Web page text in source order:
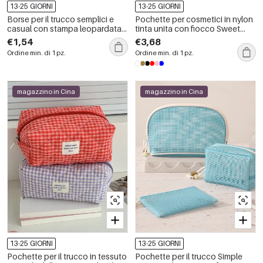
13-25 GIORNI
Borse per il trucco semplici e
casual con stampa leopardata
patchwork in tessuto a colori
misti
€1,54
Ordine min. di 1 pz.
13-25 GIORNI
Pochette per cosmetici in nylon
tinta unita con fiocco Sweet
Heart della serie Simple.
€3,68
Ordine min. di 1 pz.
magazzino in Cina
13-25 GIORNI
Pochette per il trucco in tessuto
magazzino in Cina
13-25 GIORNI
Pochette per il trucco Simple